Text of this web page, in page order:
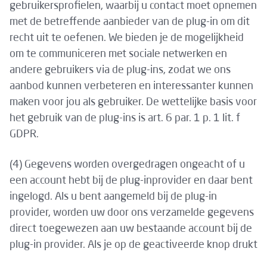
gebruikersprofielen, waarbij u contact moet opnemen
met de betreffende aanbieder van de plug-in om dit
recht uit te oefenen. We bieden je de mogelijkheid
om te communiceren met sociale netwerken en
andere gebruikers via de plug-ins, zodat we ons
aanbod kunnen verbeteren en interessanter kunnen
maken voor jou als gebruiker. De wettelijke basis voor
het gebruik van de plug-ins is art. 6 par. 1 p. 1 lit. f
GDPR.
(4) Gegevens worden overgedragen ongeacht of u
een account hebt bij de plug-inprovider en daar bent
ingelogd. Als u bent aangemeld bij de plug-in
provider, worden uw door ons verzamelde gegevens
direct toegewezen aan uw bestaande account bij de
plug-in provider. Als je op de geactiveerde knop drukt